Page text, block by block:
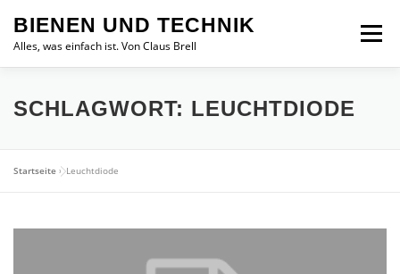
Inhalt
springen
BIENEN UND TECHNIK
Alles, was einfach ist. Von Claus Brell
Menü
SCHLAGWORT: LEUCHTDIODE
Startseite »Leuchtdiode